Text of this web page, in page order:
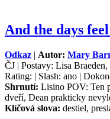
And the days
Odkaz | Autor: Mary
ČJ | Postavy: Lisa
Rating: | Slash: ano |
Shrnutí: Lisino POV: Ten
dveří, Dean prakticky
Klíčová slova: destiel,